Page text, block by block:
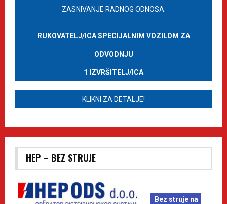
ZASNIVANJE RADNOG ODNOSA:
RUKOVATELJ/ICA SPECIJALNIM VOZILOM ZA
ODVODNJU
1 IZVRŠITELJ/ICA
KLIKNI ZA DETALJE!
HEP – BEZ STRUJE
Bez struje na